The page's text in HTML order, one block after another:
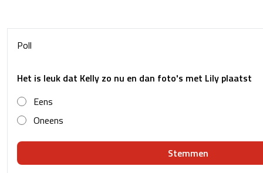
Poll
Het is leuk dat Kelly zo nu en dan foto's met Lily plaatst
Eens
Oneens
Stemmen